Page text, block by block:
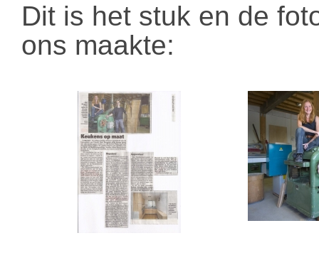
Dit is het stuk en de
ons maakte: